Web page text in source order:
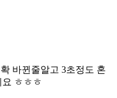
바뀐줄알고 3초정도 혼
ㅎㅎㅎ